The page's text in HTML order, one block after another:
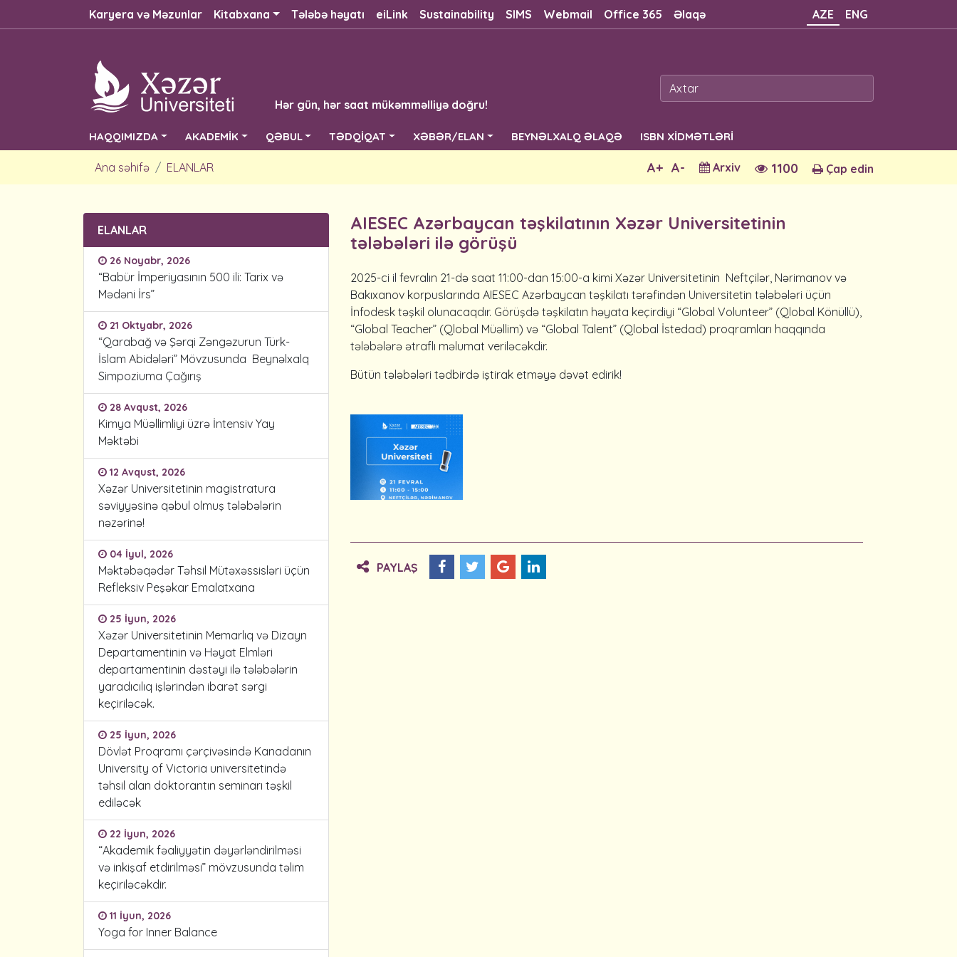
Karyera və Məzunlar Kitabxana Tələbə həyatı eiLink Sustainability SIMS Webmail Office 365 Əlaqə AZE ENG
Hər gün, hər saat mükəmməlliyə doğru!
HAQQIMIZDA AKADEMİK QƏBUL TƏDQİQAT XƏBƏR/ELAN BEYNƏLXALQ ƏLAQƏ ISBN XİDMƏTLƏRİ
Ana səhifə ELANLAR Çap edin
1100
Arxiv
A-
A+
ELANLAR
26 Noyabr, 2026
“Babür İmperiyasının 500 ili: Tarix və
Mədəni İrs”
21 Oktyabr, 2026
“Qarabağ və Şərqi Zəngəzurun Türk-
İslam Abidələri” Mövzusunda Beynəlxalq
Simpoziuma Çağırış
28 Avqust, 2026
Kimya Müəllimliyi üzrə İntensiv Yay
Məktəbi
12 Avqust, 2026
Xəzər Universitetinin magistratura
səviyyəsinə qəbul olmuş tələbələrin
nəzərinə!
04 İyul, 2026
Məktəbəqədər Təhsil Mütəxəssisləri üçün
Refleksiv Peşəkar Emalatxana
25 İyun, 2026
Xəzər Universitetinin Memarlıq və Dizayn
Departamentinin və Həyat Elmləri
departamentinin dəstəyi ilə tələbələrin
yaradıcılıq işlərindən ibarət sərgi
keçiriləcək.
25 İyun, 2026
Dövlət Proqramı çərçivəsində Kanadanın
University of Victoria universitetində
təhsil alan doktorantın seminarı təşkil
ediləcək
22 İyun, 2026
“Akademik fəaliyyətin dəyərləndirilməsi
və inkişaf etdirilməsi” mövzusunda təlim
keçiriləcəkdir.
11 İyun, 2026
Yoga for Inner Balance
AIESEC Azərbaycan təşkilatının Xəzər Universitetinin
tələbələri ilə görüşü
2025-ci il fevralın 21-də saat 11:00-dan 15:00-a kimi Xəzər Universitetinin Neftçilər, Nərimanov və
Bakıxanov korpuslarında AIESEC Azərbaycan təşkilatı tərəfindən Universitetin tələbələri üçün
İnfodesk təşkil olunacaqdır. Görüşdə təşkilatın həyata keçirdiyi “Global Volunteer” (Qlobal Könüllü),
“Global Teacher” (Qlobal Müəllim) və “Global Talent” (Qlobal İstedad) proqramları haqqında
tələbələrə ətraflı məlumat veriləcəkdir.
Bütün tələbələri tədbirdə iştirak etməyə dəvət edirik!
PAYLAŞ